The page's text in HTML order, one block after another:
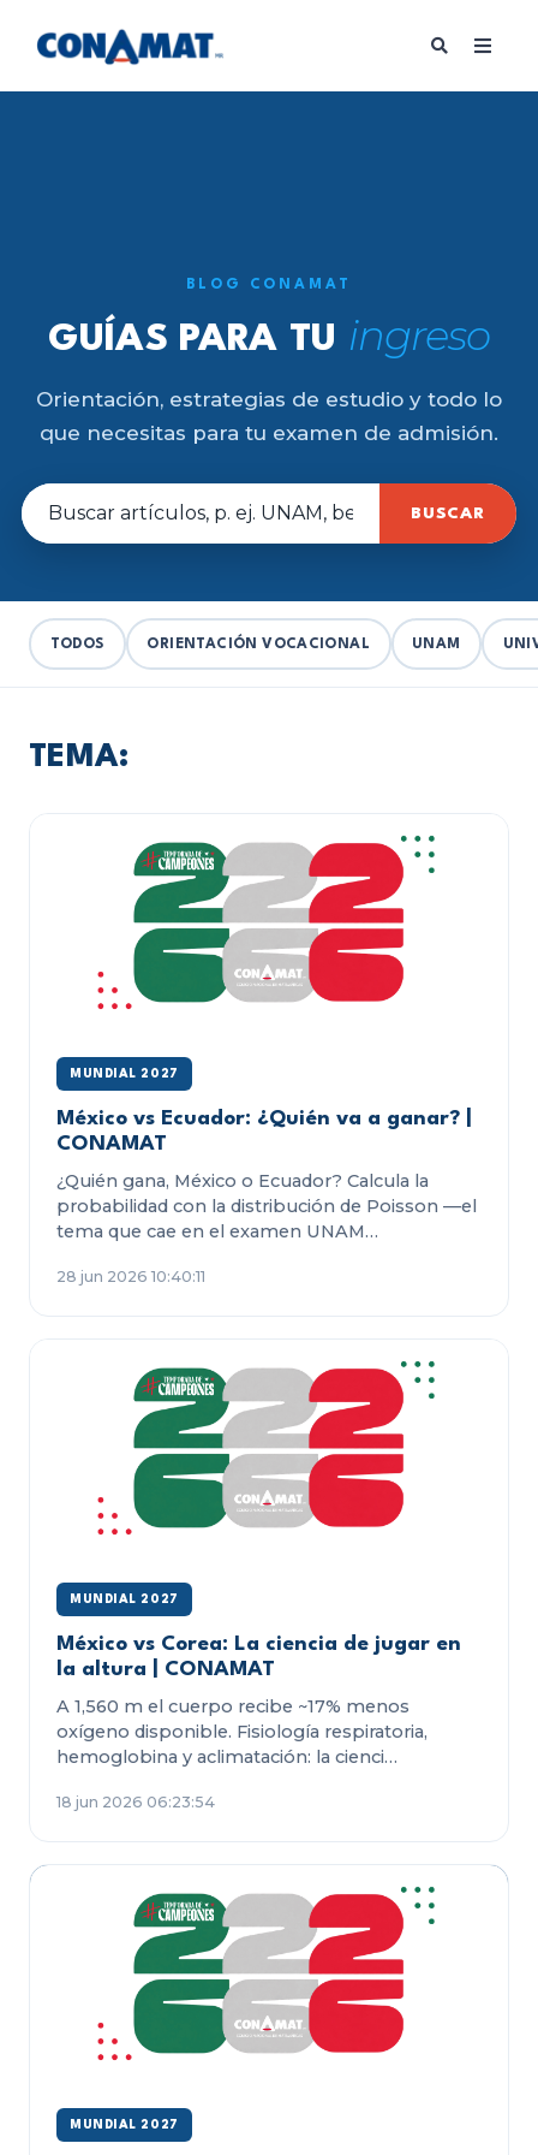
BLOG CONAMAT
GUÍAS PARA TU ingreso
Orientación, estrategias de estudio y todo lo
que necesitas para tu examen de admisión.
BUSCAR
TODOS ORIENTACIÓN VOCACIONAL UNAM
TEMA:
MUNDIAL 2027
México vs Ecuador: ¿Quién va a ganar? |
CONAMAT
¿Quién gana, México o Ecuador? Calcula la
probabilidad con la distribución de Poisson —el
tema que cae en el examen UNAM…
28 jun 2026 10:40:11
MUNDIAL 2027
México vs Corea: La ciencia de jugar en
la altura | CONAMAT
A 1,560 m el cuerpo recibe ~17% menos
oxígeno disponible. Fisiología respiratoria,
hemoglobina y aclimatación: la cienci…
18 jun 2026 06:23:54
MUNDIAL 2027